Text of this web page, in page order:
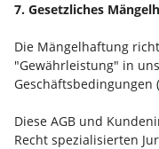
7. Gesetzliches
Die Mängelhaftung
"Gewährleistung" in
Geschäftsbedingungen
Diese AGB und
Recht spezialisierten